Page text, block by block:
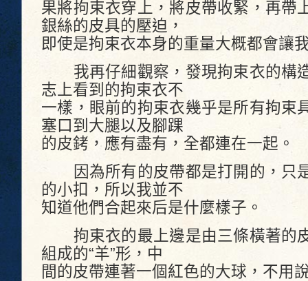
果將拘束衣穿上，將皮帶收緊，再帶
銀絲的皮具的壓迫，
即使是拘束衣本身的重量大概都會讓
我再仔細觀察，發現拘束衣的構
志上看到的拘束衣不
一樣，眼前的拘束衣幾乎是所有拘束
塞口到大腿以及腳踝
的皮銬，應有盡有，全都連在一起。
因為所有的皮帶都是打開的，只
的小扣，所以我並不
知道他們合起來后是什麼樣子。
拘束衣的最上邊是由三條橫著的
組成的“羊”形，中
間的皮帶連著一個紅色的大球，不用